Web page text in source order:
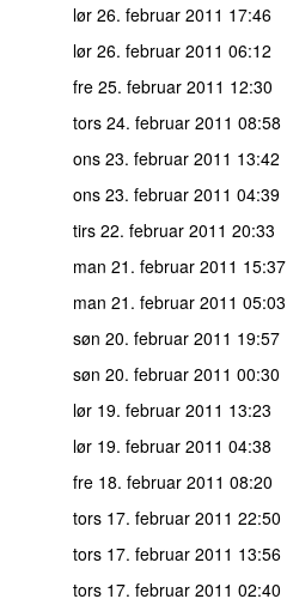
lør 26. februar 2011 17:46
lør 26. februar 2011 06:12
fre 25. februar 2011 12:30
tors 24. februar 2011 08:58
ons 23. februar 2011 13:42
ons 23. februar 2011 04:39
tirs 22. februar 2011 20:33
man 21. februar 2011 15:37
man 21. februar 2011 05:03
søn 20. februar 2011 19:57
søn 20. februar 2011 00:30
lør 19. februar 2011 13:23
lør 19. februar 2011 04:38
fre 18. februar 2011 08:20
tors 17. februar 2011 22:50
tors 17. februar 2011 13:56
tors 17. februar 2011 02:40